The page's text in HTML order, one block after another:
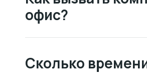
офис?
Сколько